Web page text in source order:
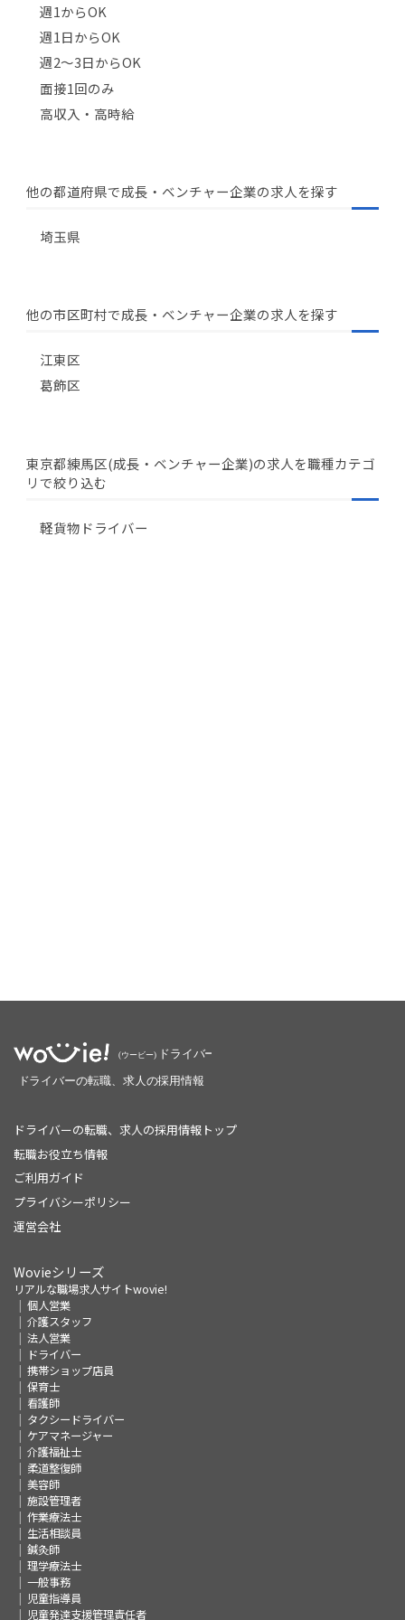
週1からOK
週1日からOK
週2〜3日からOK
面接1回のみ
高収入・高時給
他の都道府県で成長・ベンチャー企業の求人を探す
埼玉県
他の市区町村で成長・ベンチャー企業の求人を探す
江東区
葛飾区
東京都練馬区(成長・ベンチャー企業)の求人を職種カテゴ
リで絞り込む
軽貨物ドライバー
ドライバーの転職、求人の採用情報トップ
転職お役立ち情報
ご利用ガイド
プライバシーポリシー
運営会社
Wovieシリーズ
リアルな職場求人サイトwovie!
個人営業
介護スタッフ
法人営業
ドライバー
携帯ショップ店員
保育士
看護師
タクシードライバー
ケアマネージャー
介護福祉士
柔道整復師
美容師
施設管理者
作業療法士
生活相談員
鍼灸師
理学療法士
一般事務
児童指導員
児童発達支援管理責任者